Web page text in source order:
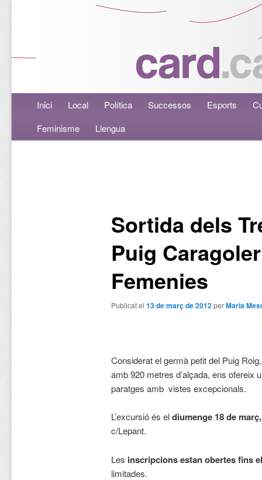
Menú principalAneu al contingut principal
Aneu al contingut secundari
Inici Local Política Successos Esports
Feminisme
Llengua
Sortida dels
Puig
Femenies
Publicat el 13 de març de 2012perMaria
Considerat el germà petit del Puig
amb 920 metres d’alçada, ens ofereix
paratges amb vistes excepcionals.
L’excursió és eldiumenge 18 de març,
c/Lepant.
Les inscripcions estan obertes fins
limitades.